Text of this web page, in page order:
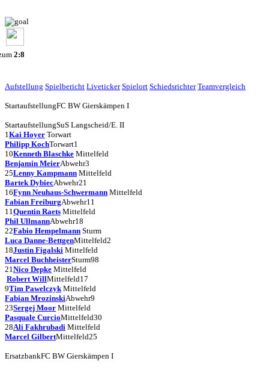
2:8
Aufstellung Spielbericht Liveticker Spielort Schiedsrichter Teamvergleich
StartaufstellungFC BW Gierskämpen I
StartaufstellungSuS Langscheid/E. II
1Kai Hoyer Torwart
Philipp KochTorwart1
10Kenneth Blaschke Mittelfeld
Benjamin MeierAbwehr3
25Lenny Kampmann Mittelfeld
Bartek DybiecAbwehr21
16Fynn Neuhaus-Schwermann Mittelfeld
Fabian FreiburgAbwehr11
11Quentin Raets Mittelfeld
Phil UllmannAbwehr18
22Fabio Hempelmann Sturm
Luca Danne-BettgenMittelfeld2
18Justin Figalski Mittelfeld
Marcel BuchheisterSturm98
21Nico Depke Mittelfeld
Robert WillMittelfeld17
9Tim Pawelczyk Mittelfeld
Fabian MrozinskiAbwehr9
23Sergej Moor Mittelfeld
Pasquale CurcioMittelfeld30
28Ali Fakhrubadi Mittelfeld
Marcel GilbertMittelfeld25
ErsatzbankFC BW Gierskämpen I